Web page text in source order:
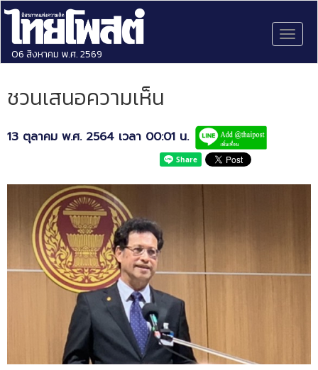
06 สิงหาคม พ.ศ. 2569
ชวนเสนอความเห็น
13 ตุลาคม พ.ศ. 2564 เวลา 00:01 น.